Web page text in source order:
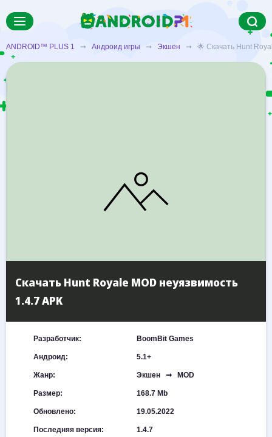
ANDROID™ PLUS 1 ➞ Андроид игры ➞ Экшен ➞ 🌟 Скачать Hunt
Скачать Hunt Royale MOD неуязвимость
1.4.7 APK
Разработчик: BoomBit Games
Андроид: 5.1+
Жанр: Экшен ➞ MOD
Размер: 168.7 Mb
Обновлено: 19.05.2022
Последняя версия: 1.4.7